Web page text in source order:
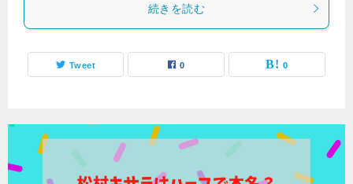
続きを読む
Tweet 0 0